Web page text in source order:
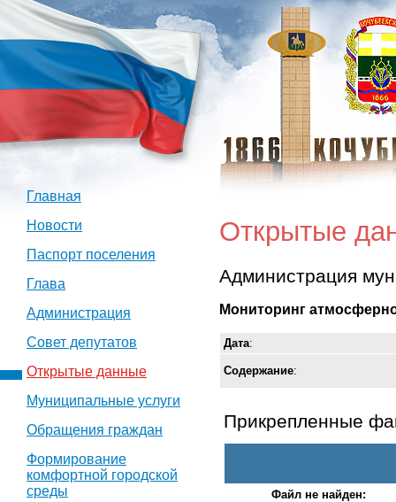
Главная
Новости
Паспорт поселения
Глава
Администрация
Совет депутатов
Открытые данные
Муниципальные услуги
Обращения граждан
Формирование
комфортной городской
среды
Открытые
Администрация
Мониторинг
Дата:
Содержание:
Прикрепленные
Файл не найден: